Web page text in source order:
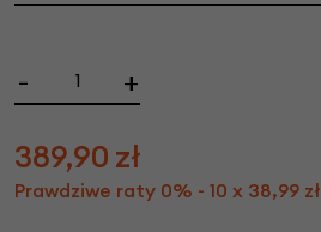
- +
389,90 zł
Prawdziwe raty 0% - 10 x 38,99 zł